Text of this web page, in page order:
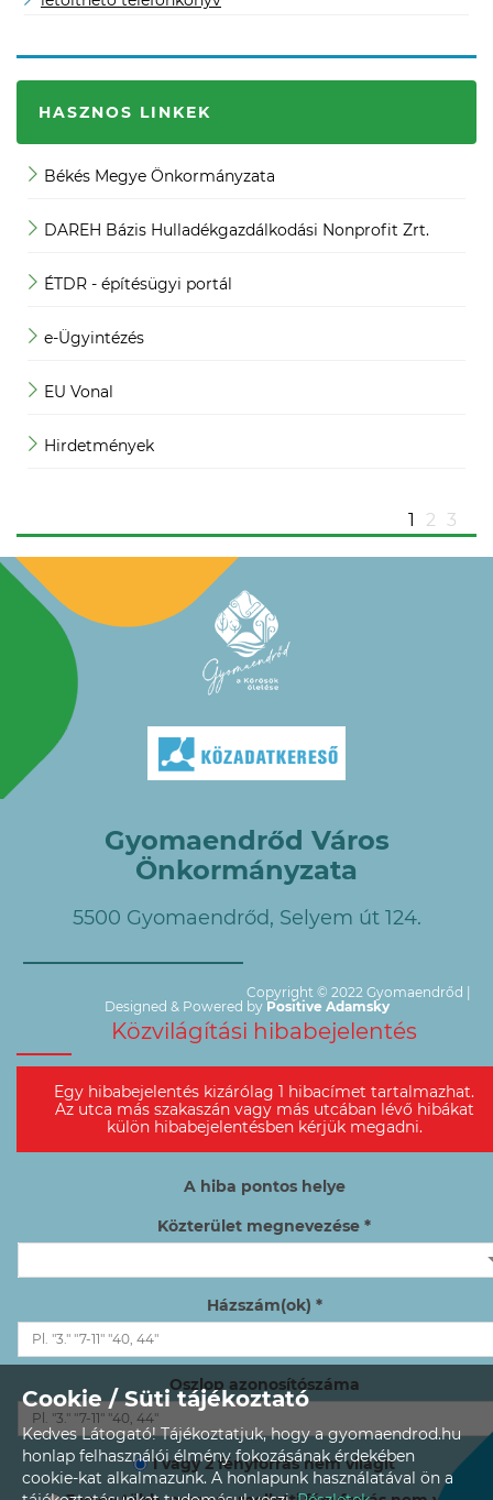
HASZNOS LINKEK
Békés Megye Önkormányzata
DAREH Bázis Hulladékgazdálkodási Nonprofit Zrt.
ÉTDR - építésügyi portál
e-Ügyintézés
EU Vonal
Hirdetmények
1 2 3
Gyomaendrőd Város
Önkormányzata
5500 Gyomaendrőd, Selyem út 124.
Copyright © 2022 Gyomaendrőd |
Designed & Powered by Positive Adamsky
Közvilágítási hibabejelentés
Egy hibabejelentés kizárólag 1 hibacímet tartalmazhat.
Az utca más szakaszán vagy más utcában lévő hibákat
külön hibabejelentésben kérjük megadni.
A hiba pontos helye
Közterület megnevezése *
Házszám(ok) *
Oszlop azonosítószáma
1 vagy 2 fényforrás nem világít
Cookie / Süti tájékoztató
Kedves Látogató! Tájékoztatjuk, hogy a gyomaendrod.hu
honlap felhasználói élmény fokozásának érdekében
cookie-kat alkalmazunk. A honlapunk használatával ön a